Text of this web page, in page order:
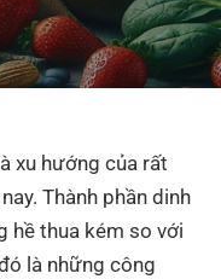
xu hướng của rất
Thành phần dinh
hề thua kém so với
là những công